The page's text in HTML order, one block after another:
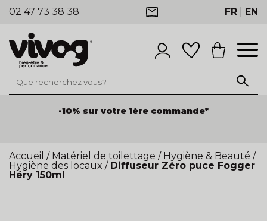
02 47 73 38 38 FR EN
-10% sur votre 1ère commande*
Accueil / Matériel de toilettage / Hygiène & Beauté /
Hygiène des locaux / Diffuseur Zéro puce Fogger
Héry 150ml